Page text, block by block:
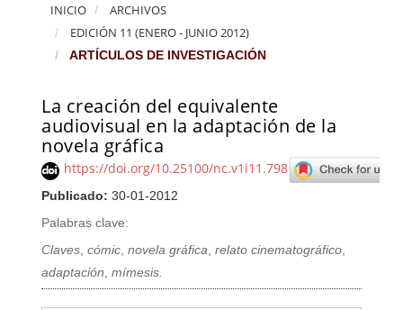
INICIO
ARCHIVOS
EDICIÓN 11 (ENERO - JUNIO 2012)
ARTÍCULOS DE INVESTIGACIÓN
La creación del equivalente
audiovisual en la adaptación de la
novela gráfica
https://doi.org/10.25100/nc.v1i11.798
Publicado: 30-01-2012
Palabras clave:
Claves,cómic,novela gráfica,relato cinematográfico,
adaptación,mímesis.
Barra lateral del artículo